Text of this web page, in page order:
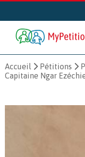
Accueil Pétitions
Capitaine Ngar